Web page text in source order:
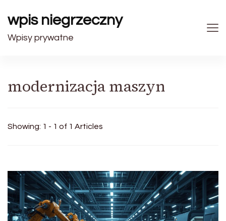
wpis niegrzeczny
Wpisy prywatne
modernizacja maszyn
Showing: 1 - 1 of 1 Articles